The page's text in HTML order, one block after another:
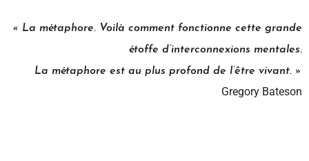
« La métaphore. Voilà comment fonctionne cette grande
étoffe d’interconnexions mentales.
La métaphore est au plus profond de l’être vivant. »
Gregory Bateson